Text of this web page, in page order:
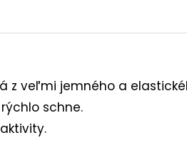
veľmi jemného a
schne.